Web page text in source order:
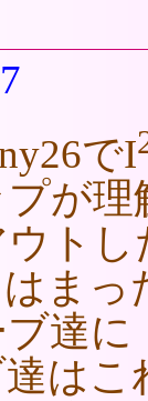
でI
が
ト
ま
達
は